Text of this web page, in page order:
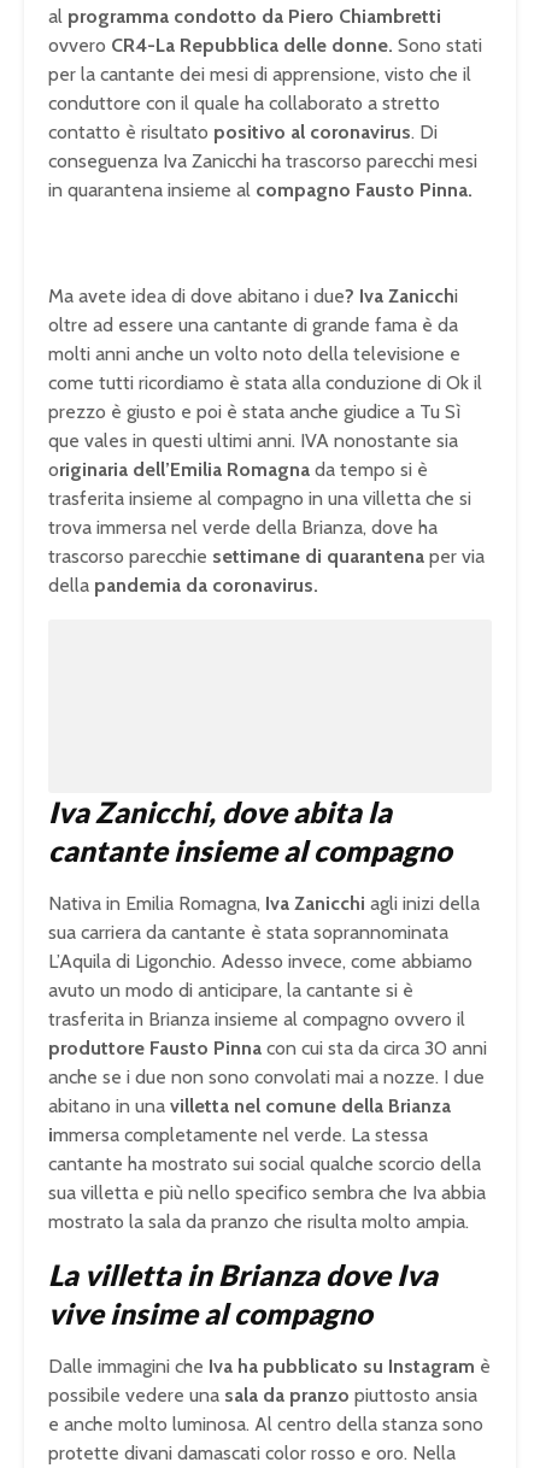
al programma condotto da Piero Chiambretti
ovvero CR4-La Repubblica delle donne. Sono stati
per la cantante dei mesi di apprensione, visto che il
conduttore con il quale ha collaborato a stretto
contatto è risultato positivo al coronavirus. Di
conseguenza Iva Zanicchi ha trascorso parecchi mesi
in quarantena insieme al compagno Fausto Pinna.
Ma avete idea di dove abitano i due? Iva Zanicchi
oltre ad essere una cantante di grande fama è da
molti anni anche un volto noto della televisione e
come tutti ricordiamo è stata alla conduzione di Ok il
prezzo è giusto e poi è stata anche giudice a Tu Sì
que vales in questi ultimi anni. IVA nonostante sia
originaria dell’Emilia Romagna da tempo si è
trasferita insieme al compagno in una villetta che si
trova immersa nel verde della Brianza, dove ha
trascorso parecchie settimane di quarantena per via
della pandemia da coronavirus.
Iva Zanicchi, dove abita la
cantante insieme al compagno
Nativa in Emilia Romagna, Iva Zanicchi agli inizi della
sua carriera da cantante è stata soprannominata
L’Aquila di Ligonchio. Adesso invece, come abbiamo
avuto un modo di anticipare, la cantante si è
trasferita in Brianza insieme al compagno ovvero il
produttore Fausto Pinna con cui sta da circa 30 anni
anche se i due non sono convolati mai a nozze. I due
abitano in una villetta nel comune della Brianza
immersa completamente nel verde. La stessa
cantante ha mostrato sui social qualche scorcio della
sua villetta e più nello specifico sembra che Iva abbia
mostrato la sala da pranzo che risulta molto ampia.
La villetta in Brianza dove Iva
vive insime al compagno
Dalle immagini che Iva ha pubblicato su Instagram è
possibile vedere una sala da pranzo piuttosto ansia
e anche molto luminosa. Al centro della stanza sono
protette divani damascati color rosso e oro. Nella